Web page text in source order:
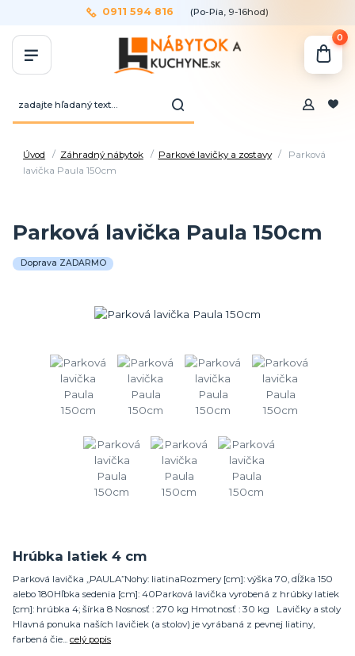
0911 594 816 (Po-Pia, 9-16hod)
0
Úvod Záhradný nábytok Parkové lavičky a zostavy
Parková
lavička Paula 150cm
Parková lavička Paula 150cm
Doprava ZADARMO
Hrúbka latiek 4 cm
Parková lavička „PAULA”Nohy: liatinaRozmery [cm]: výška 70, dĺžka 150
alebo 180Hľbka sedenia [cm]: 40Parková lavička vyrobená z hrúbky latiek
[cm]: hrúbka 4; šírka 8 Nosnosť : 270 kg Hmotnosť : 30 kg Lavičky a stoly
Hlavná ponuka naších lavičiek (a stolov) je vyrábaná z pevnej liatiny,
farbená čie... celý popis